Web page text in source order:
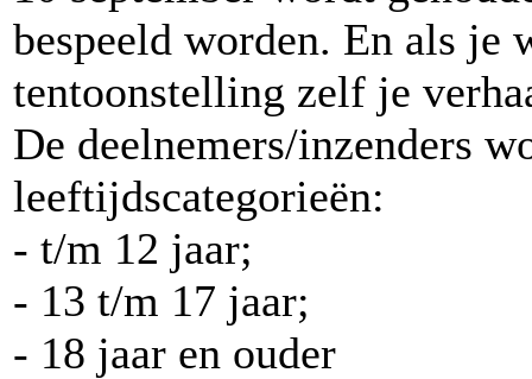
bespeeld worden. En als
tentoonstelling zelf je
De deelnemers/inzenders
leeftijdscategorieën:
- t/m 12 jaar;
- 13 t/m 17 jaar;
- 18 jaar en ouder